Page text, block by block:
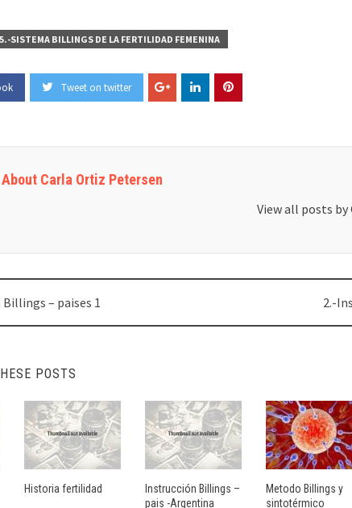
5.-SISTEMA BILLINGS DE LA FERTILIDAD FEMENINA
Tweet on twitter
About Carla Ortiz Petersen
View all posts
– paises 1 2.-
POSTS
Historia fertilidad
Instrucción Billings –
pais -Argentina
Metodo Billings y
sintotérmico